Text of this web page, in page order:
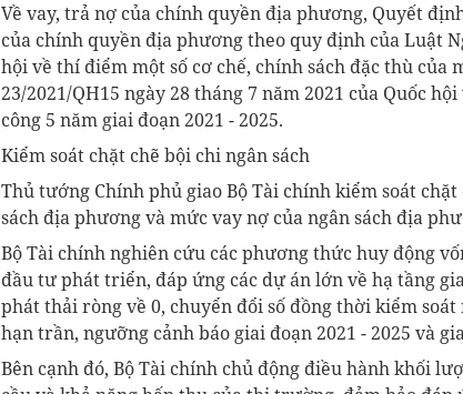
Về vay, trả nợ của chính quyền địa phương, Quyết
của chính quyền địa phương theo quy định của Luật
hội về thí điểm một số cơ chế, chính sách đặc thù của
23/2021/QH15 ngày 28 tháng 7 năm 2021 của Quốc
công 5 năm giai đoạn 2021 - 2025.
Kiểm soát chặt chẽ bội chi ngân sách
Thủ tướng Chính phủ giao Bộ Tài chính kiểm soát
sách địa phương và mức vay nợ của ngân sách địa
Bộ Tài chính nghiên cứu các phương thức huy động
đầu tư phát triển, đáp ứng các dự án lớn về hạ tầng
phát thải ròng về 0, chuyển đổi số đồng thời kiểm
hạn trần, ngưỡng cảnh báo giai đoạn 2021 - 2025 và
Bên cạnh đó, Bộ Tài chính chủ động điều hành khối